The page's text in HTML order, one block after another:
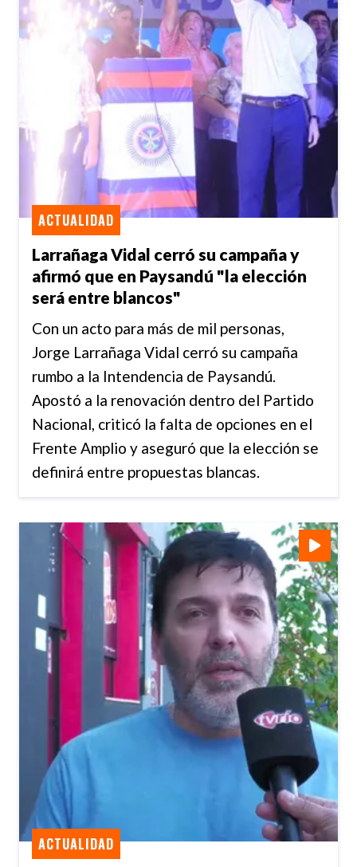
Larrañaga Vidal cerró su campaña y
afirmó que en Paysandú "la elección
será entre blancos"
ACTUALIDAD
Con un acto para más de mil personas,
Jorge Larrañaga Vidal cerró su campaña
rumbo a la Intendencia de Paysandú.
Apostó a la renovación dentro del Partido
Nacional, criticó la falta de opciones en el
Frente Amplio y aseguró que la elección se
definirá entre propuestas blancas.
ACTUALIDAD